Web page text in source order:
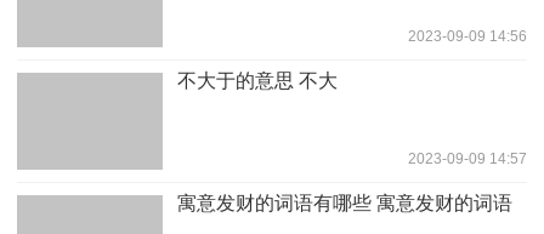
2023-09-09 14:56
不大于的意思 不大
2023-09-09 14:57
寓意发财的词语有哪些 寓意发财的词语